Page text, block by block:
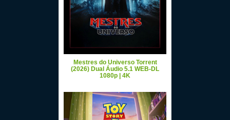
Mestres do Universo Torrent
(2026) Dual Áudio 5.1 WEB-DL
1080p | 4K